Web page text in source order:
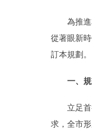
為推進本
從著眼新
訂本規劃。
一、
立足首都
求，全市